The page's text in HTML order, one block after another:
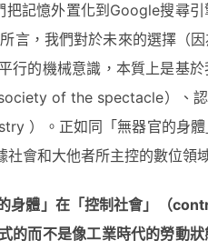
記憶外置化到Google搜尋引
言，我們對於未來的選擇（
行的機械意識，本質上是基
of the spectacle）、
）。正如同「無器官的身
會和大他者所主控的數位領
的身體」在「控制社會」（
的而不是像工業時代的勞動